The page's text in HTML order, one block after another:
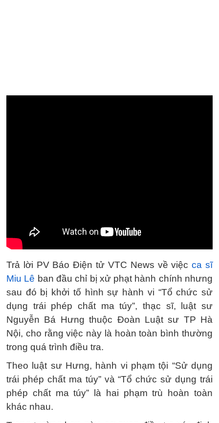
Trả lời PV Báo Điện tử VTC News về việcca sĩ
Miu Lê ban đầu chỉ bị xử phạt hành chính nhưng
sau đó bị khởi tố hình sự hành vi “Tổ chức sử
dụng trái phép chất ma túy”, thạc sĩ, luật sư
Nguyễn Bá Hưng thuộc Đoàn Luật sư TP Hà
Nội, cho rằng việc này là hoàn toàn bình thường
trong quá trình điều tra.
Theo luật sư Hưng, hành vi phạm tội “Sử dụng
trái phép chất ma túy” và “Tổ chức sử dụng trái
phép chất ma túy” là hai phạm trù hoàn toàn
khác nhau.